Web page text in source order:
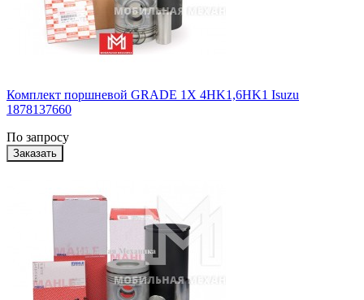
Комплект поршневой GRADE 1X 4HK1,6HK1 Isuzu
1878137660
По запросу